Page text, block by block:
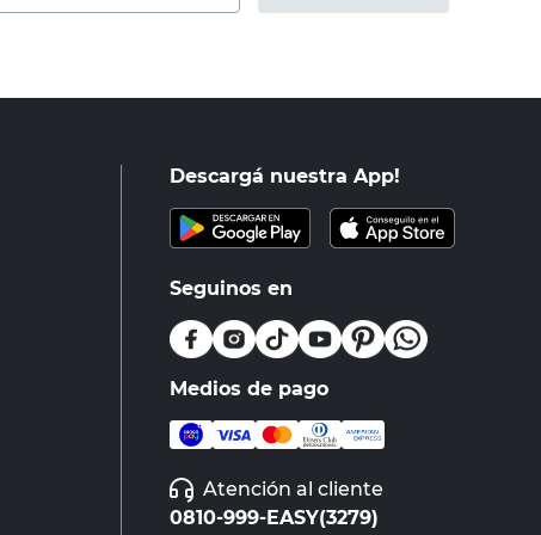
Descargá nuestra App!
Seguinos en
Medios de pago
Atención al cliente
0810-999-EASY(3279)